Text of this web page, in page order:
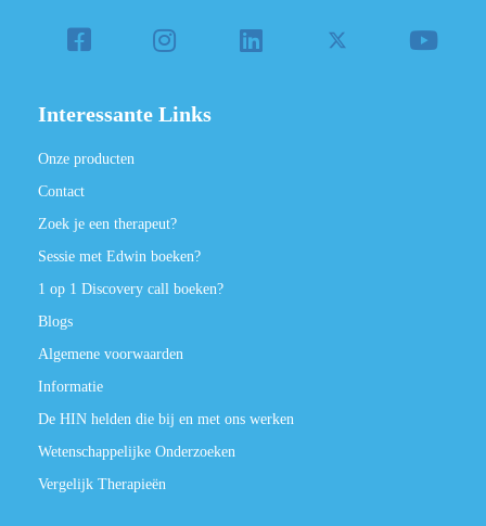
Interessante Links
Onze producten
Contact
Zoek je een therapeut?
Sessie met Edwin boeken?
1 op 1 Discovery call boeken?
Blogs
Algemene voorwaarden
Informatie
De HIN helden die bij en met ons werken
Wetenschappelijke Onderzoeken
Vergelijk Therapieën